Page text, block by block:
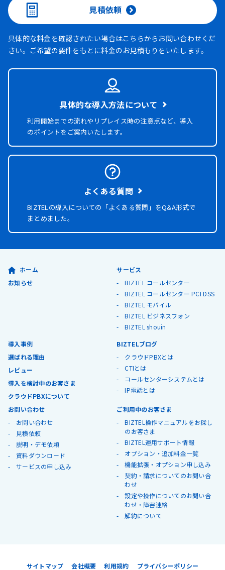
見積依頼
具体的な料金を確認されたい場合はこちらからお問い合わせくだ
さい。ご希望の要件をもとに料金のお見積もりをいたします。
具体的な導入方法について
利用開始までの流れやリプレイス時の注意点など、導入
のポイントをご案内いたします。
よくある質問
BIZTELの導入についての「よくある質問」をQ&A形式で
まとめました。
ホーム
お知らせ
サービス
BIZTEL コールセンター
BIZTEL コールセンター PCI DSS
BIZTEL モバイル
BIZTEL ビジネスフォン
BIZTEL shouin
導入事例
選ばれる理由
レビュー
導入を検討中のお客さま
クラウドPBXについて
BIZTELブログ
クラウドPBXとは
CTIとは
コールセンターシステムとは
IP電話とは
お問い合わせ
お問い合わせ
見積依頼
説明・デモ依頼
資料ダウンロード
サービスの申し込み
ご利用中のお客さま
BIZTEL操作マニュアルをお探し
のお客さま
BIZTEL運用サポート情報
オプション・追加料金一覧
機能拡張・オプション申し込み
契約・請求についてのお問い合
わせ
設定や操作についてのお問い合
わせ・障害連絡
解約について
サイトマップ 会社概要 利用規約 プライバシーポリシー